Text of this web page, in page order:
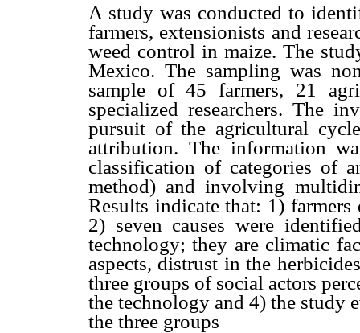
A study was conducted to
farmers, extensionists and
weed control in maize. The
Mexico. The sampling was
sample of 45 farmers, 21
specialized researchers. The
pursuit of the agricultural
attribution. The information
classification of categories of
method) and involving
Results indicate that: 1)
2) seven causes were
technology; they are climatic
aspects, distrust in the
three groups of social actors
the technology and 4) the study
the three groups